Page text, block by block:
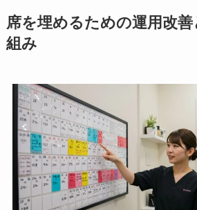
席を埋めるための運用改
組み